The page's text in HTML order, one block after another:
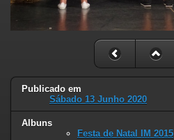
Publicado em
Sábado 13 Junho 2020
Albuns
Festa de Natal IM 2015